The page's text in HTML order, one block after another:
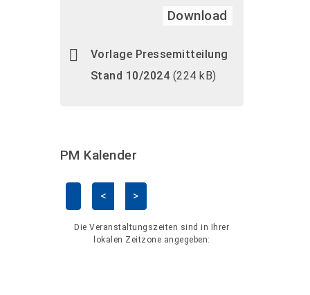
Download
Vorlage Pressemitteilung
Stand 10/2024 (224 kB)
PM Kalender
Kalender überspringen
< >
Die Veranstaltungszeiten sind in Ihrer
lokalen Zeitzone angegeben: